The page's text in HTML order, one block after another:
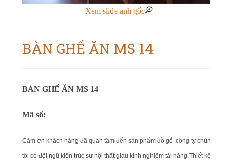
Xem slide ảnh gốc
BÀN GHẾ ĂN MS 14
BÀN GHẾ ĂN MS 14
Mã số:
Cảm ơn khách hàng đã quan tâm đến sản phẩm đồ gỗ .công ty chúng
tôi có đội ngũ kiến trúc sư nội thất giàu kinh nghiêm tài năng.Thiết kế